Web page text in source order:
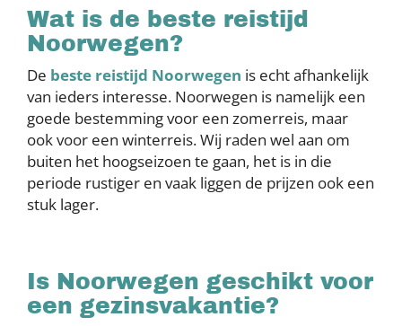
Wat is de beste reistijd
Noorwegen?
De beste reistijd Noorwegen is echt afhankelijk
van ieders interesse. Noorwegen is namelijk een
goede bestemming voor een zomerreis, maar
ook voor een winterreis. Wij raden wel aan om
buiten het hoogseizoen te gaan, het is in die
periode rustiger en vaak liggen de prijzen ook een
stuk lager.
Is Noorwegen geschikt voor
een gezinsvakantie?